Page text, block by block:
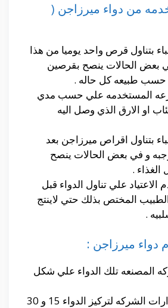
من دواء ميرزاجن (
بتناول قرص واحد يوميا من هذا
بعض الحالات ينصح بقرصين
حسب طبيعه كل حاله .
المستخدمه علي حسب مدي
او الارق الذي وصل اليه
بتناول اقراص ميرزاجن بعد
و في بعض الحالات ينصح
الغذاء .
الاعتياد علي تناول الدواء قبل
المختص بذلك حتي لاينتج
.
دواء ميرزاجن :
المصنعه تلك الدواء علي شكل
تتعدد اصدارات الشركه لتركيز الدواء 15 و 30